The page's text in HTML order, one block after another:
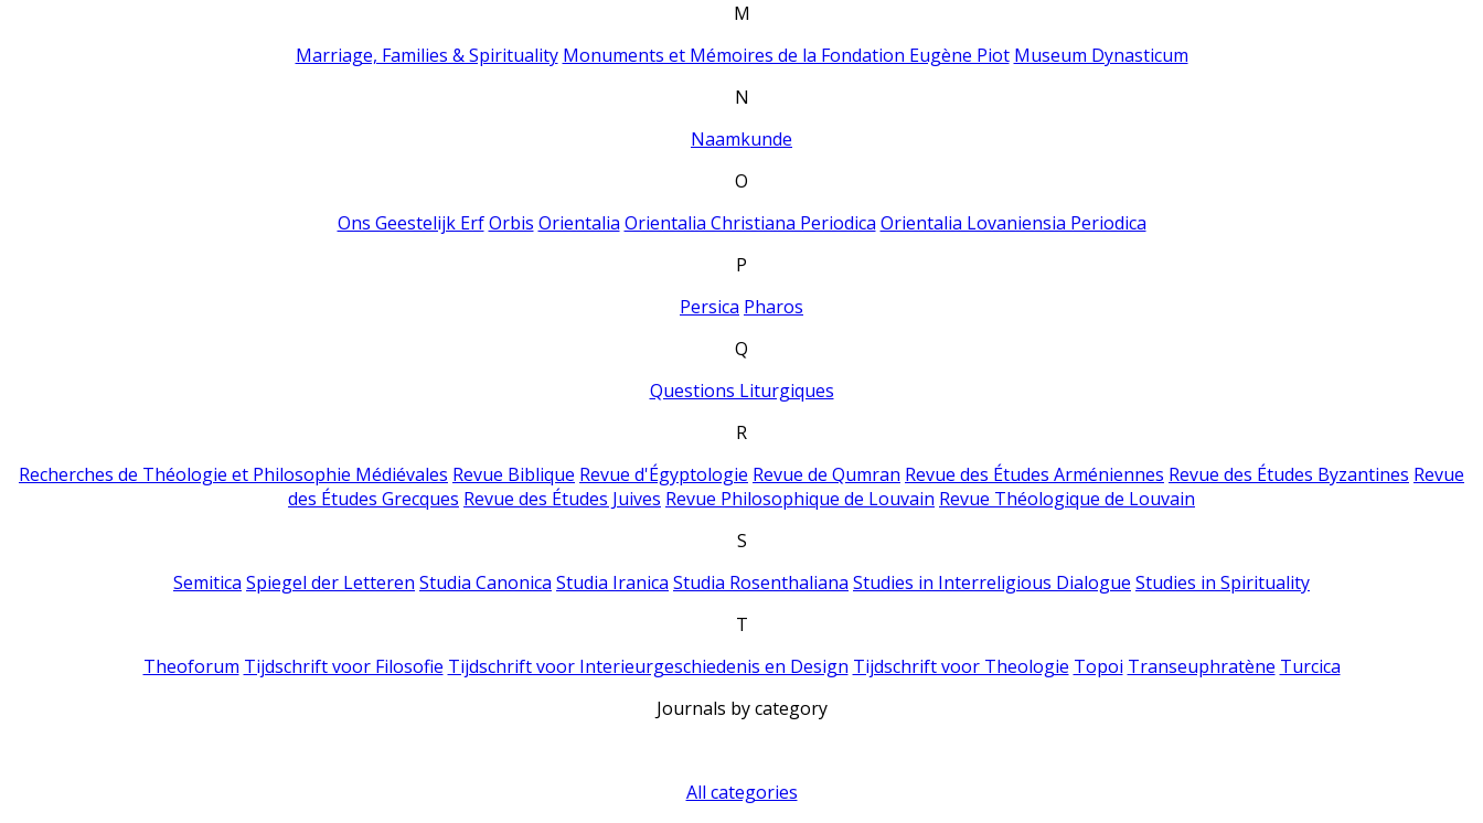
M
Marriage, Families & Spirituality Monuments et Mémoires de la Fondation Eugène Piot Museum Dynasticum
N
Naamkunde
O
Ons Geestelijk Erf Orbis Orientalia Orientalia Christiana Periodica Orientalia Lovaniensia Periodica
P
Persica Pharos
Q
Questions Liturgiques
R
Recherches de Théologie et Philosophie Médiévales Revue Biblique Revue d'Égyptologie Revue de Qumran Revue des Études Arméniennes Revue des Études Byzantines Revue
des Études Grecques Revue des Études Juives Revue Philosophique de Louvain Revue Théologique de Louvain
S
Semitica Spiegel der Letteren Studia Canonica Studia Iranica Studia Rosenthaliana Studies in Interreligious Dialogue Studies in Spirituality
T
Theoforum Tijdschrift voor Filosofie Tijdschrift voor Interieurgeschiedenis en Design Tijdschrift voor Theologie Topoi Transeuphratène Turcica
Journals by category
All categories